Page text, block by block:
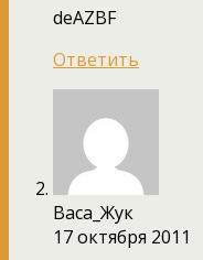
deAZBF
Ответить
Васа_Жук
17 октября 2011